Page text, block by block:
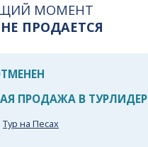
МОМЕНТ
ПРОДАЕТСЯ
ПРОДАЖА В ТУРЛИДЕР
Тур на Песах